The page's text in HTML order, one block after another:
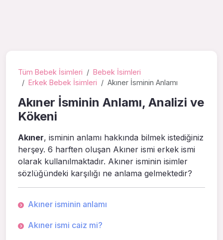
Tüm Bebek İsimleri
Bebek İsimleri
Erkek Bebek İsimleri
Akıner İsminin Anlamı
Akıner İsminin Anlamı, Analizi ve
Kökeni
Akıner, isminin anlamı hakkında bilmek istediğiniz
herşey. 6 harften oluşan Akıner ismi erkek ismi
olarak kullanılmaktadır. Akıner isminin isimler
sözlüğündeki karşılığı ne anlama gelmektedir?
Akıner isminin anlamı
Akıner ismi caiz mi?